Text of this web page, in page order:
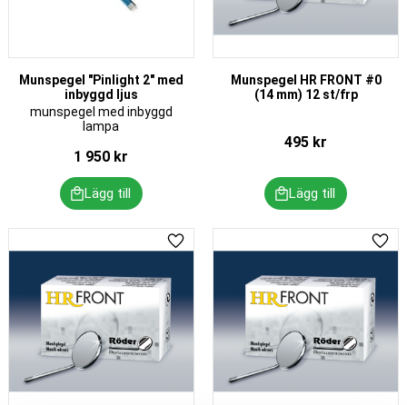
Munspegel "Pinlight 2" med
inbyggd ljus
munspegel med inbyggd
lampa
1 950 kr
Munspegel HR FRONT #0
(14 mm) 12 st/frp
495 kr
Lägg till i favoriter